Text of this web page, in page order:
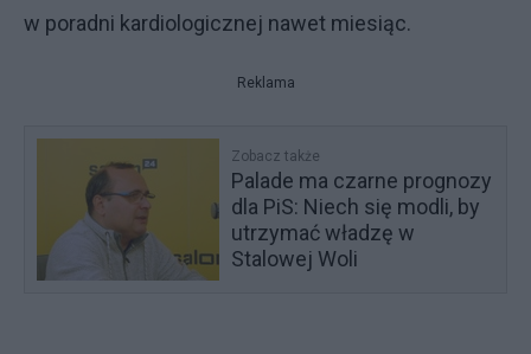
w poradni kardiologicznej nawet miesiąc.
Reklama
Zobacz także
Palade ma czarne prognozy
dla PiS: Niech się modli, by
utrzymać władzę w
Stalowej Woli